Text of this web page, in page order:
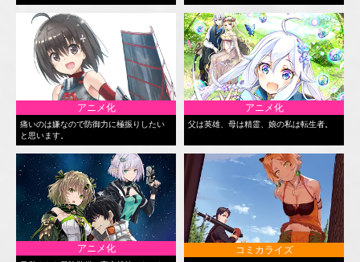
アニメ化
痛いのは嫌なので防御力に極振りしたい
と思います。
アニメ化
父は英雄、母は精霊、娘の私は転生者。
アニメ化 コミカライズ